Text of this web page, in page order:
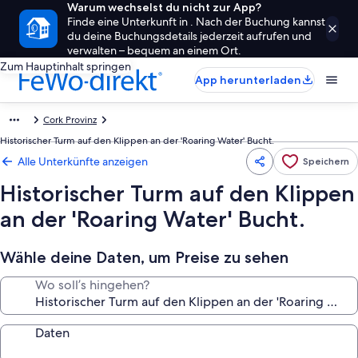
Warum wechselst du nicht zur App?
Finde eine Unterkunft in . Nach der Buchung kannst
du deine Buchungsdetails jederzeit aufrufen und
verwalten – bequem an einem Ort.
Zum Hauptinhalt springen
App herunterladen
Cork Provinz
Historischer Turm auf den Klippen an der 'Roaring Water' Bucht.
Alle Unterkünfte anzeigen Speichern
Historischer Turm auf den Klippen
an der 'Roaring Water' Bucht.
Wähle deine Daten, um Preise zu sehen
Wo soll’s hingehen?
Daten